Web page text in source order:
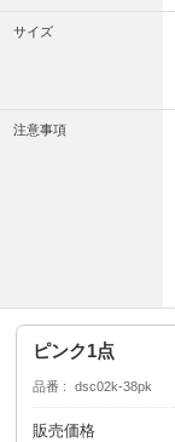
サイズ
注意事項
ピンク1点
品番 dsc02k-38pk
販売価格